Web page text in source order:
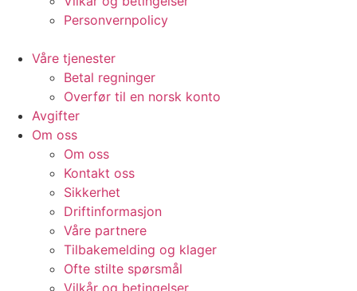
Personvernpolicy
Våre tjenester
Betal regninger
Overfør til en norsk konto
Avgifter
Om oss
Om oss
Kontakt oss
Sikkerhet
Driftinformasjon
Våre partnere
Tilbakemelding og klager
Ofte stilte spørsmål
Vilkår og betingelser​